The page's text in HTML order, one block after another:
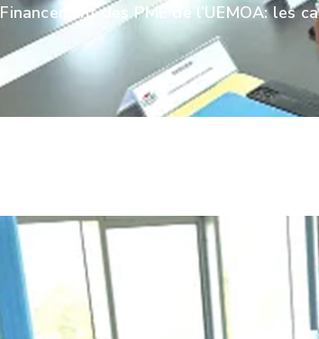
Financement des PME de l’UEMOA: les